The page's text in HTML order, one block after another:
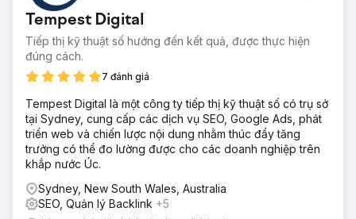
Tempest Digital
Tiếp thị kỹ thuật số hướng đến kết quả, được thực hiện
đúng cách.
7 đánh giá
Tempest Digital là một công ty tiếp thị kỹ thuật số có trụ sở
tại Sydney, cung cấp các dịch vụ SEO, Google Ads, phát
triển web và chiến lược nội dung nhằm thúc đẩy tăng
trưởng có thể đo lường được cho các doanh nghiệp trên
khắp nước Úc.
Sydney, New South Wales, Australia
SEO, Quản lý Backlink +5